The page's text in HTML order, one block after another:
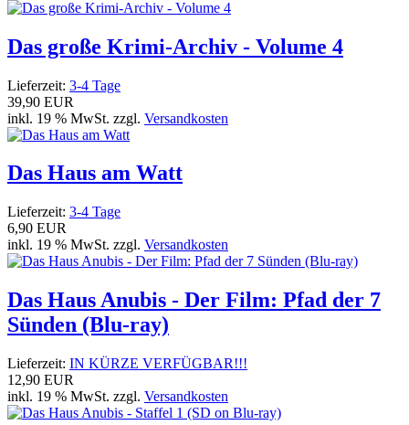
Das große Krimi-Archiv - Volume 4
Lieferzeit: 3-4 Tage
39,90 EUR
inkl. 19 % MwSt. zzgl. Versandkosten
Das Haus am Watt
Lieferzeit: 3-4 Tage
6,90 EUR
inkl. 19 % MwSt. zzgl. Versandkosten
Das Haus Anubis - Der Film: Pfad der 7
Sünden (Blu-ray)
Lieferzeit: IN KÜRZE VERFÜGBAR!!!
12,90 EUR
inkl. 19 % MwSt. zzgl. Versandkosten